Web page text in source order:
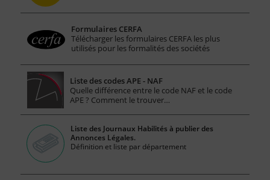
Formulaires CERFA
Télécharger les formulaires CERFA les plus
utilisés pour les formalités des sociétés
Liste des codes APE - NAF
Quelle différence entre le code NAF et le code
APE ? Comment le trouver…
Liste des Journaux Habilités à publier des
Annonces Légales.
Définition et liste par département